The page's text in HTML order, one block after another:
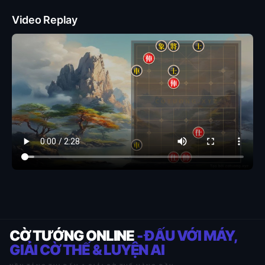
Video Replay
CỜ TƯỚNG ONLINE- ĐẤU VỚI MÁY,
GIẢI CỜ THẾ & LUYỆN AI